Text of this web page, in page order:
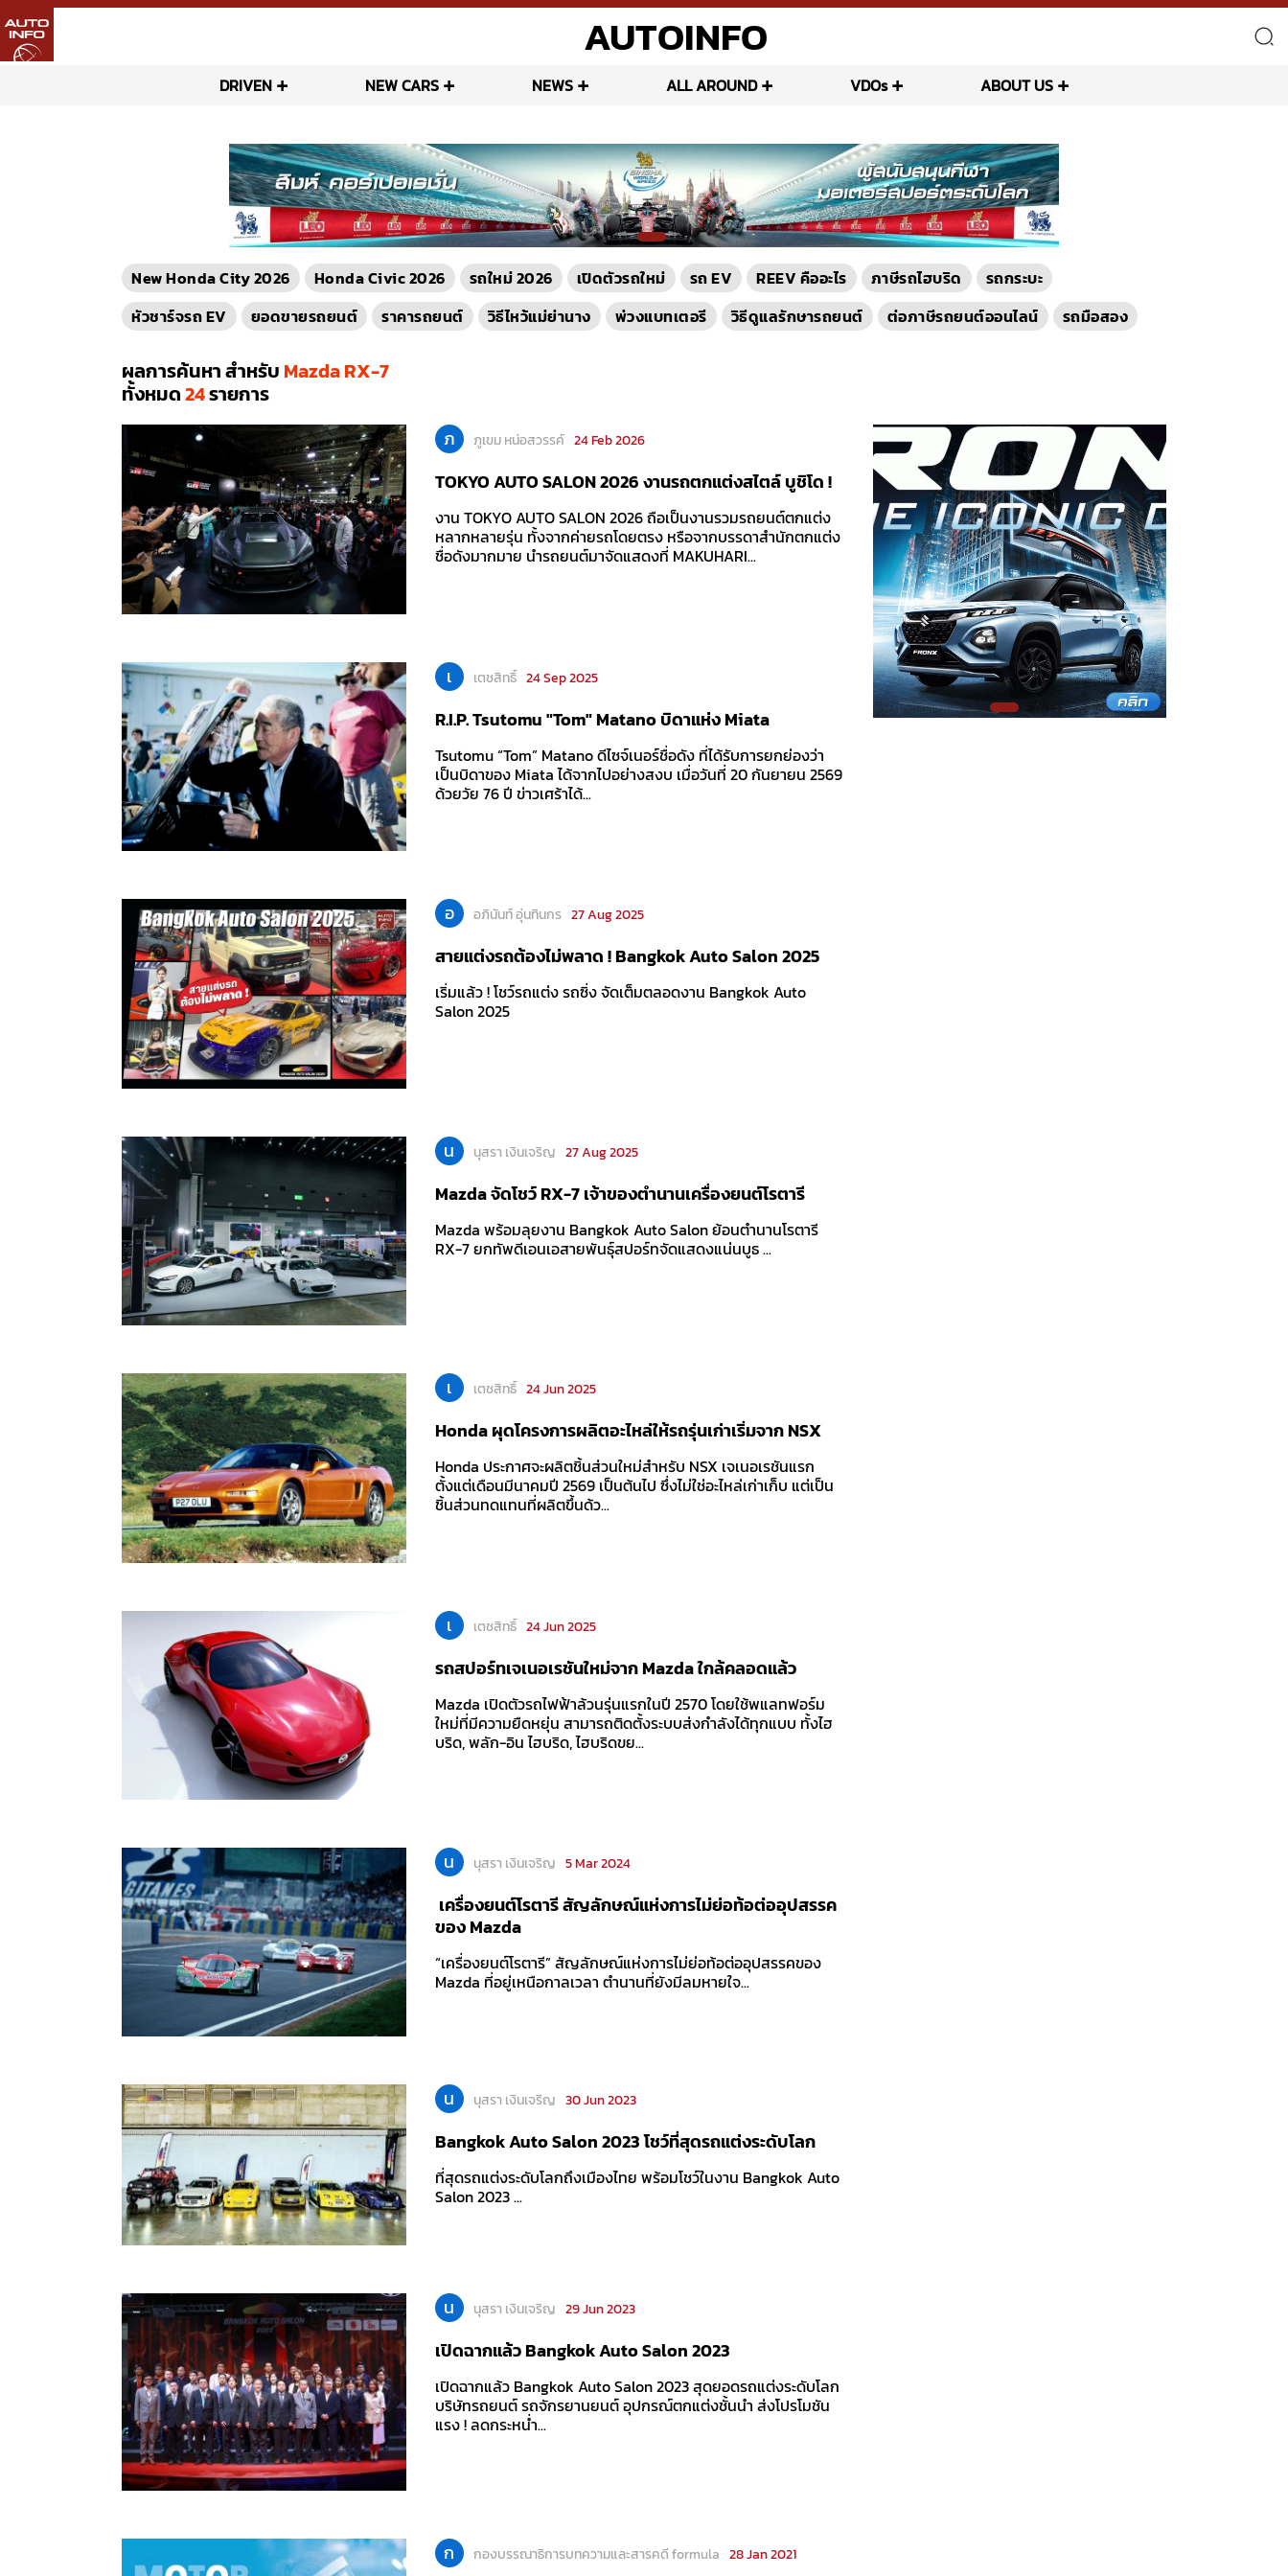
AUTOINFO
DRIVEN NEW CARS NEWS ALL AROUND VDOs ABOUT US
New Honda City 2026 Honda Civic 2026 รถใหม่ 2026 เปิดตัวรถใหม่ รถ EV REEV คืออะไร ภาษีรถไฮบริด
รถกระบะ
หัวชาร์จรถ EV
ยอดขายรถยนต์ ราคารถยนต์ วิธีไหว้แม่ย่านาง พ่วงแบทเตอรี วิธีดูแลรักษารถยนต์ ต่อภาษีรถยนต์ออนไลน์ รถมือสอง
ผลการค้นหา สำหรับ Mazda RX-7
ทั้งหมด24รายการ
ภ ภูเขม หน่อสวรรค์ 24 Feb 2026
TOKYO AUTO SALON 2026 งานรถตกแต่งสไตล์ บูชิโด !
งาน TOKYO AUTO SALON 2026 ถือเป็นงานรวมรถยนต์ตกแต่ง
หลากหลายรุ่น ทั้งจากค่ายรถโดยตรง หรือจากบรรดาสำนักตกแต่ง
ชื่อดังมากมาย นำรถยนต์มาจัดแสดงที่ MAKUHARI...
เ เตชสิทธิ์ 24 Sep 2025
R.I.P. Tsutomu "Tom" Matano บิดาแห่ง Miata
Tsutomu “Tom” Matano ดีไซจ์เนอร์ชื่อดัง ที่ได้รับการยกย่องว่า
เป็นบิดาของ Miata ได้จากไปอย่างสงบ เมื่อวันที่ 20 กันยายน 2569
ด้วยวัย 76 ปี ข่าวเศร้าได้...
อ อภินันท์ อุ่นทินกร 27 Aug 2025
สายแต่งรถต้องไม่พลาด ! Bangkok Auto Salon 2025
เริ่มแล้ว ! โชว์รถแต่ง รถซิ่ง จัดเต็มตลอดงาน Bangkok Auto
Salon 2025
น นุสรา เงินเจริญ 27 Aug 2025
Mazda จัดโชว์ RX-7 เจ้าของตำนานเครื่องยนต์โรตารี
Mazda พร้อมลุยงาน Bangkok Auto Salon ย้อนตำนานโรตารี
RX-7 ยกทัพดีเอนเอสายพันธุ์สปอร์ทจัดแสดงแน่นบูธ ...
เ เตชสิทธิ์ 24 Jun 2025
Honda ผุดโครงการผลิตอะไหล่ให้รถรุ่นเก่าเริ่มจาก NSX
Honda ประกาศจะผลิตชิ้นส่วนใหม่สำหรับ NSX เจเนอเรชันแรก
ตั้งแต่เดือนมีนาคมปี 2569 เป็นต้นไป ซึ่งไม่ใช่อะไหล่เก่าเก็บ แต่เป็น
ชิ้นส่วนทดแทนที่ผลิตขึ้นด้ว...
เ เตชสิทธิ์ 24 Jun 2025
รถสปอร์ทเจเนอเรชันใหม่จาก Mazda ใกล้คลอดแล้ว
Mazda เปิดตัวรถไฟฟ้าล้วนรุ่นแรกในปี 2570 โดยใช้พแลทฟอร์ม
ใหม่ที่มีความยืดหยุ่น สามารถติดตั้งระบบส่งกำลังได้ทุกแบบ ทั้งไฮ
บริด, พลัก-อิน ไฮบริด, ไฮบริดขย...
น นุสรา เงินเจริญ 5 Mar 2024
เครื่องยนต์โรตารี สัญลักษณ์แห่งการไม่ย่อท้อต่ออุปสรรค
ของ Mazda
“เครื่องยนต์โรตารี” สัญลักษณ์แห่งการไม่ย่อท้อต่ออุปสรรคของ
Mazda ที่อยู่เหนือกาลเวลา ตำนานที่ยังมีลมหายใจ...
น นุสรา เงินเจริญ 30 Jun 2023
Bangkok Auto Salon 2023 โชว์ที่สุดรถแต่งระดับโลก
ที่สุดรถแต่งระดับโลกถึงเมืองไทย พร้อมโชว์ในงาน Bangkok Auto
Salon 2023 ...
น นุสรา เงินเจริญ 29 Jun 2023
เปิดฉากแล้ว Bangkok Auto Salon 2023
เปิดฉากแล้ว Bangkok Auto Salon 2023 สุดยอดรถแต่งระดับโลก
บริษัทรถยนต์ รถจักรยานยนต์ อุปกรณ์ตกแต่งชั้นนำ ส่งโปรโมชัน
แรง ! ลดกระหน่ำ...
ก กองบรรณาธิการบทความและสารคดี formula 28 Jan 2021